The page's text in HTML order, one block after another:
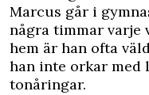
Marcus går i
några timmar varje
hem är han ofta
han inte orkar med
tonåringar.